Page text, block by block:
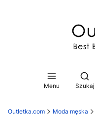
Menu Szukaj
Outletka.com Moda męska